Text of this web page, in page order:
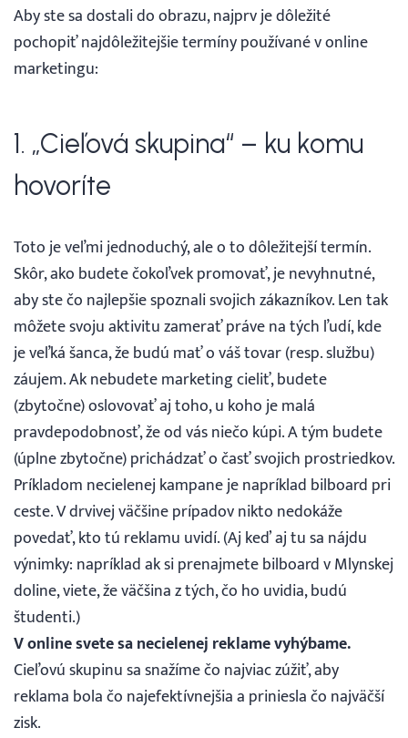
Aby ste sa dostali do obrazu, najprv je dôležité
pochopiť najdôležitejšie termíny používané v online
marketingu:
1. „Cieľová skupina“ – ku komu
hovoríte
Toto je veľmi jednoduchý, ale o to dôležitejší termín.
Skôr, ako budete čokoľvek promovať, je nevyhnutné,
aby ste čo najlepšie spoznali svojich zákazníkov. Len tak
môžete svoju aktivitu zamerať práve na tých ľudí, kde
je veľká šanca, že budú mať o váš tovar (resp. službu)
záujem. Ak nebudete marketing cieliť, budete
(zbytočne) oslovovať aj toho, u koho je malá
pravdepodobnosť, že od vás niečo kúpi. A tým budete
(úplne zbytočne) prichádzať o časť svojich prostriedkov.
Príkladom necielenej kampane je napríklad bilboard pri
ceste. V drvivej väčšine prípadov nikto nedokáže
povedať, kto tú reklamu uvidí. (Aj keď aj tu sa nájdu
výnimky: napríklad ak si prenajmete bilboard v Mlynskej
doline, viete, že väčšina z tých, čo ho uvidia, budú
študenti.)
V online svete sa necielenej reklame vyhýbame.
Cieľovú skupinu sa snažíme čo najviac zúžiť, aby
reklama bola čo najefektívnejšia a priniesla čo najväčší
zisk.